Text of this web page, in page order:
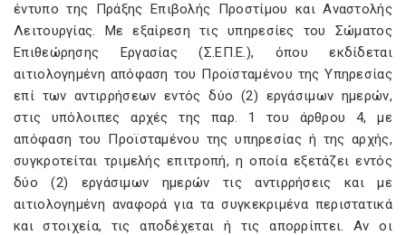
έντυπο της Πράξης Επιβολής Προστίμου και Αναστολής
Λειτουργίας. Με εξαίρεση τις υπηρεσίες του Σώματος
Επιθεώρησης Εργασίας (Σ.ΕΠ.Ε.), όπου εκδίδεται
αιτιολογημένη απόφαση του Προϊσταμένου της Υπηρεσίας
επί των αντιρρήσεων εντός δύο (2) εργάσιμων ημερών,
στις υπόλοιπες αρχές της παρ. 1 του άρθρου 4, με
απόφαση του Προϊσταμένου της υπηρεσίας ή της αρχής,
συγκροτείται τριμελής επιτροπή, η οποία εξετάζει εντός
δύο (2) εργάσιμων ημερών τις αντιρρήσεις και με
αιτιολογημένη αναφορά για τα συγκεκριμένα περιστατικά
και στοιχεία, τις αποδέχεται ή τις απορρίπτει. Αν οι